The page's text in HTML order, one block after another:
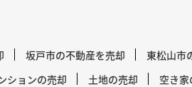
坂戸市の不動産を売却
東松山市
ションの売却 土地の売却 空き